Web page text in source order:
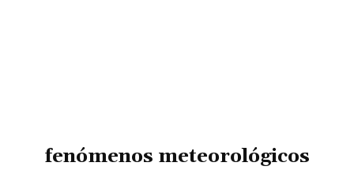
fenómenos meteorológicos